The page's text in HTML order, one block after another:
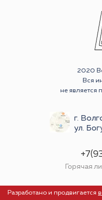
2020
Вся
не является
г.
ул.
Горячая
Разработано и продвигается